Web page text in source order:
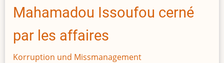
Dubai
durch
internationale
Medienumfrage
aufgedeckt
Mahamadou Issoufou cerné
par les affaires
Korruption und Missmanagement